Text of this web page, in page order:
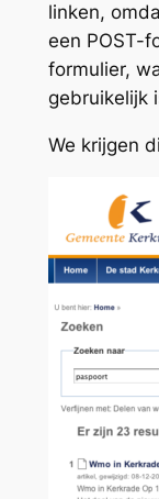
linken,
een POST-
formulier,
gebruikelijk
We krijgen